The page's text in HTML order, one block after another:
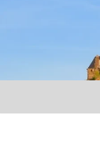
springen